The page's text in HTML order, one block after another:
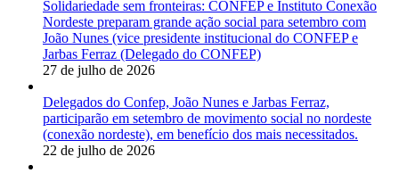
Solidariedade sem fronteiras: CONFEP e Instituto Conexão
Nordeste preparam grande ação social para setembro com
João Nunes (vice presidente institucional do CONFEP e
Jarbas Ferraz (Delegado do CONFEP)
27 de julho de 2026
Delegados do Confep, João Nunes e Jarbas Ferraz,
participarão em setembro de movimento social no nordeste
(conexão nordeste), em benefício dos mais necessitados.
22 de julho de 2026